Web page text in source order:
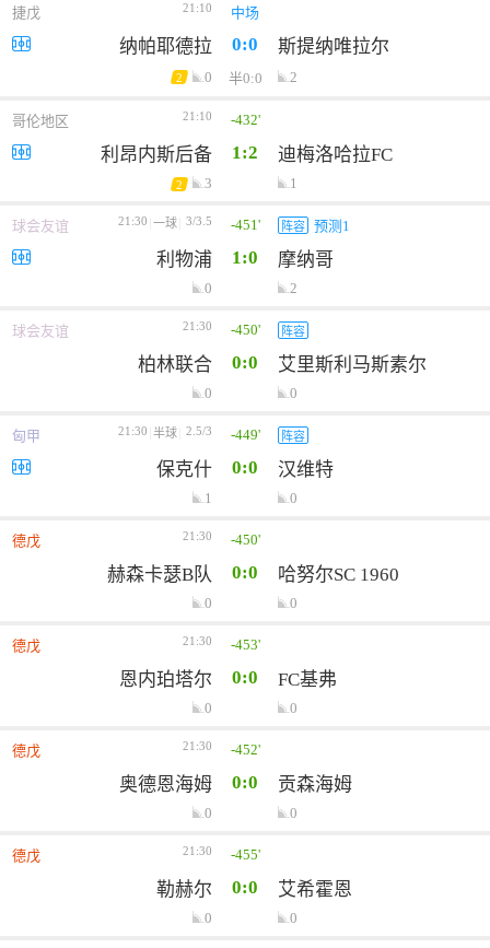
捷戊 21:10 中场
纳帕耶德拉 0:0 斯提纳唯拉尔
2 0 半0:0 2
哥伦地区 21:10 -432'
利昂内斯后备 1:2 迪梅洛哈拉FC
2 3 1
球会友谊 21:30 一球 3/3.5 -451' 阵容 预测1
利物浦 1:0 摩纳哥
0 2
球会友谊 21:30 -450' 阵容
柏林联合 0:0 艾里斯利马斯素尔
0 0
匈甲 21:30 半球 2.5/3 -449' 阵容
保克什 0:0 汉维特
1 0
德戊 21:30 -450'
赫森卡瑟B队 0:0 哈努尔SC 1960
0 0
德戊 21:30 -453'
恩内珀塔尔 0:0 FC基弗
0 0
德戊 21:30 -452'
奥德恩海姆 0:0 贡森海姆
0 0
德戊 21:30 -455'
勒赫尔 0:0 艾希霍恩
0 0